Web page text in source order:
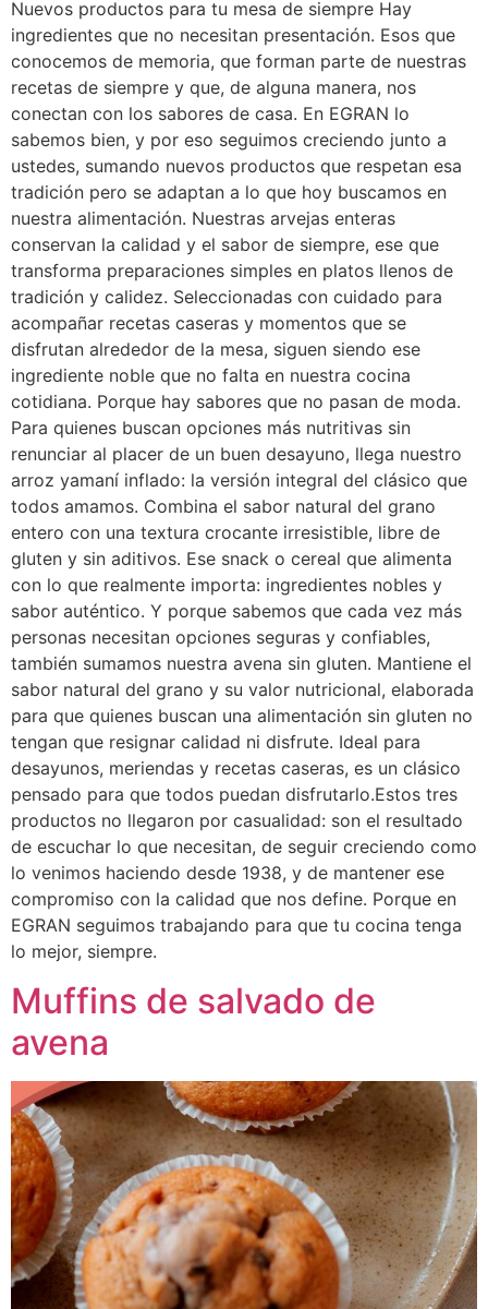
Nuevos productos para tu mesa de siempre Hay
ingredientes que no necesitan presentación. Esos que
conocemos de memoria, que forman parte de nuestras
recetas de siempre y que, de alguna manera, nos
conectan con los sabores de casa. En EGRAN lo
sabemos bien, y por eso seguimos creciendo junto a
ustedes, sumando nuevos productos que respetan esa
tradición pero se adaptan a lo que hoy buscamos en
nuestra alimentación. Nuestras arvejas enteras
conservan la calidad y el sabor de siempre, ese que
transforma preparaciones simples en platos llenos de
tradición y calidez. Seleccionadas con cuidado para
acompañar recetas caseras y momentos que se
disfrutan alrededor de la mesa, siguen siendo ese
ingrediente noble que no falta en nuestra cocina
cotidiana. Porque hay sabores que no pasan de moda.
Para quienes buscan opciones más nutritivas sin
renunciar al placer de un buen desayuno, llega nuestro
arroz yamaní inflado: la versión integral del clásico que
todos amamos. Combina el sabor natural del grano
entero con una textura crocante irresistible, libre de
gluten y sin aditivos. Ese snack o cereal que alimenta
con lo que realmente importa: ingredientes nobles y
sabor auténtico. Y porque sabemos que cada vez más
personas necesitan opciones seguras y confiables,
también sumamos nuestra avena sin gluten. Mantiene el
sabor natural del grano y su valor nutricional, elaborada
para que quienes buscan una alimentación sin gluten no
tengan que resignar calidad ni disfrute. Ideal para
desayunos, meriendas y recetas caseras, es un clásico
pensado para que todos puedan disfrutarlo.Estos tres
productos no llegaron por casualidad: son el resultado
de escuchar lo que necesitan, de seguir creciendo como
lo venimos haciendo desde 1938, y de mantener ese
compromiso con la calidad que nos define. Porque en
EGRAN seguimos trabajando para que tu cocina tenga
lo mejor, siempre.
Muffins de salvado de
avena